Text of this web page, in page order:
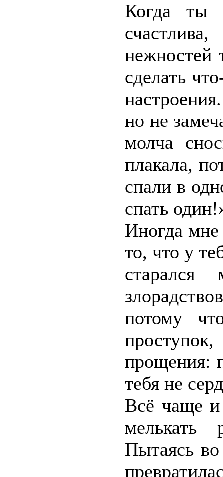
Когда ты
нежностей
сделать
но не
молча
плакала,
спали в
спать
Иногда
то, что у
потому
прощения:
тебя не
Всё чаще и
мелькать
Пытаясь во